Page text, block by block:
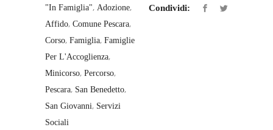
"in Famiglia", Adozione,
Affido, Comune Pescara,
Corso, Famiglia, Famiglie
Per L'Accoglienza,
Minicorso, Percorso,
Pescara, San Benedetto,
San Giovanni, Servizi
Sociali
Condividi: